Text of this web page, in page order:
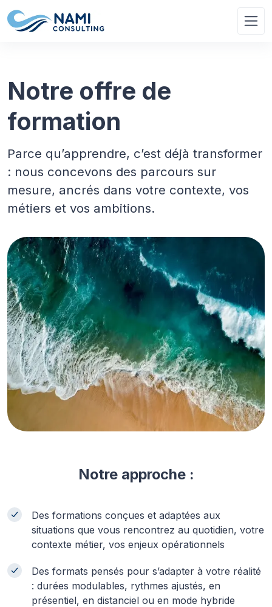
Notre offre de
formation
Parce qu’apprendre, c’est déjà transformer
: nous concevons des parcours sur
mesure, ancrés dans votre contexte, vos
métiers et vos ambitions.
Notre approche :
Des formations conçues et adaptées aux
situations que vous rencontrez au quotidien, votre
contexte métier, vos enjeux opérationnels
Des formats pensés pour s’adapter à votre réalité
: durées modulables, rythmes ajustés, en
présentiel, en distanciel ou en mode hybride